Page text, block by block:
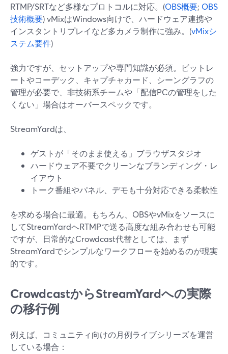
RTMP/SRTなど多様なプロトコルに対応。(OBS概要; OBS
技術概要) vMixはWindows向けで、ハードウェア連携や
インスタントリプレイなど多カメラ制作に強み。(vMixシ
ステム要件)
強力ですが、セットアップや専門知識が必須。ビットレ
ートやコーデック、キャプチャカード、シーングラフの
管理が必要で、非技術系チームや「配信PCの管理をした
くない」場合はオーバースペックです。
StreamYardは、
ゲストが「そのまま使える」ブラウザスタジオ
ハードウェア不要でクリーンなブランディング・レ
イアウト
トーク番組やパネル、デモも十分対応できる柔軟性
を求める場合に最適。もちろん、OBSやvMixをソースに
してStreamYardへRTMPで送る高度な組み合わせも可能
ですが、日常的なCrowdcast代替としては、まず
StreamYardでシンプルなワークフローを始めるのが現実
的です。
CrowdcastからStreamYardへの実際
の移行例
例えば、コミュニティ向けの月例ライブシリーズを運営
している場合：